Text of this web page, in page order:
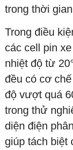
trong thời
Trong điều
các cell pin
nhiệt độ từ
đều có cơ
độ vượt quá
trong thử
diện điện
giúp tách biệt